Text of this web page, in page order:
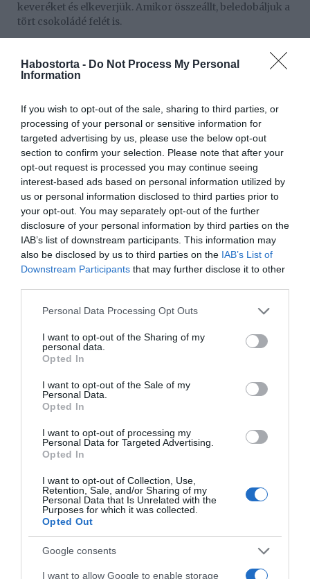
Habostorta - Do Not Process My Personal
Information
If you wish to opt-out of the sale, sharing to third parties, or
processing of your personal or sensitive information for
targeted advertising by us, please use the below opt-out
section to confirm your selection. Please note that after your
opt-out request is processed you may continue seeing
interest-based ads based on personal information utilized by
us or personal information disclosed to third parties prior to
your opt-out. You may separately opt-out of the further
disclosure of your personal information by third parties on the
IAB’s list of downstream participants. This information may
also be disclosed by us to third parties on the IAB’s List of
Downstream Participants that may further disclose it to other
Please note that this website/app uses one or more Google
not limited to your visit or usage behaviour. You may click to
grant or deny consent to Google and its third-party tags to
use your data for below specified purposes in below Google
consent section.
Personal Data Processing Opt Outs
I want to opt-out of the Sharing of my
personal data.
Opted In
I want to opt-out of the Sale of my
Personal Data.
Opted In
I want to opt-out of processing my
Personal Data for Targeted Advertising.
Opted In
I want to opt-out of Collection, Use,
Retention, Sale, and/or Sharing of my
Personal Data that Is Unrelated with the
Purposes for which it was collected.
Opted Out
Google consents
I want to allow Google to enable storage
keveréket és elkeverjük. Amikor összeállt, beledobáljuk a
tört csokoládé felét is.
szórjuk a maradék csokoládét. Kiskanállal a tetejére
csurgatjuk a pisztáciakrémet, majd egy villával, vagy
A tepsit az előmelegített sütőbe toljuk és a tésztát kb. 20
percen keresztül sütjük. Amikor kész, kivesszük és
hagyjuk kihűlni. Ezután szeletelve tálaljuk.
Munka: kb. 20 perc
Fogyasztható: kb. 45 perc múlva
Megosztás: Facebook Twitter Pinterest
Címkék: recept,süti ,kakaó,brownie,pisztácia
HASONLÓ BEJEGYZÉSEK
2026-08-06.
3 ok, amiért egy idősebb nő fiatalabb férfit választ